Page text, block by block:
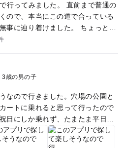
行ってみました。 直前まで普通の
ので、本当にこの道で合っている
事に辿り着けました。 ちょっとし
の辺の公園にはない設備が整って
模です。
3歳の男の子
なので行きました。穴場の公園と
ートに乗れると思って行ったので
日にしか乗れず、たまたま平日だ
せんでした。ただ、子供達は人工
で楽しんでいたので、良かったか